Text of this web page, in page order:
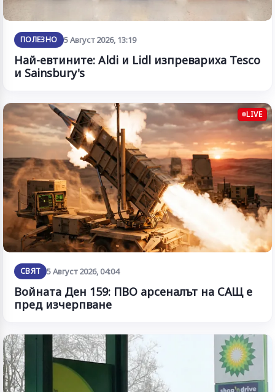
ПОЛЕЗНО 5 Август 2026, 13:19
Най-евтините: Aldi и Lidl изпревариха Tesco
и Sainsbury's
LIVE
СВЯТ 5 Август 2026, 04:04
Войната Ден 159: ПВО арсеналът на САЩ е
пред изчерпване